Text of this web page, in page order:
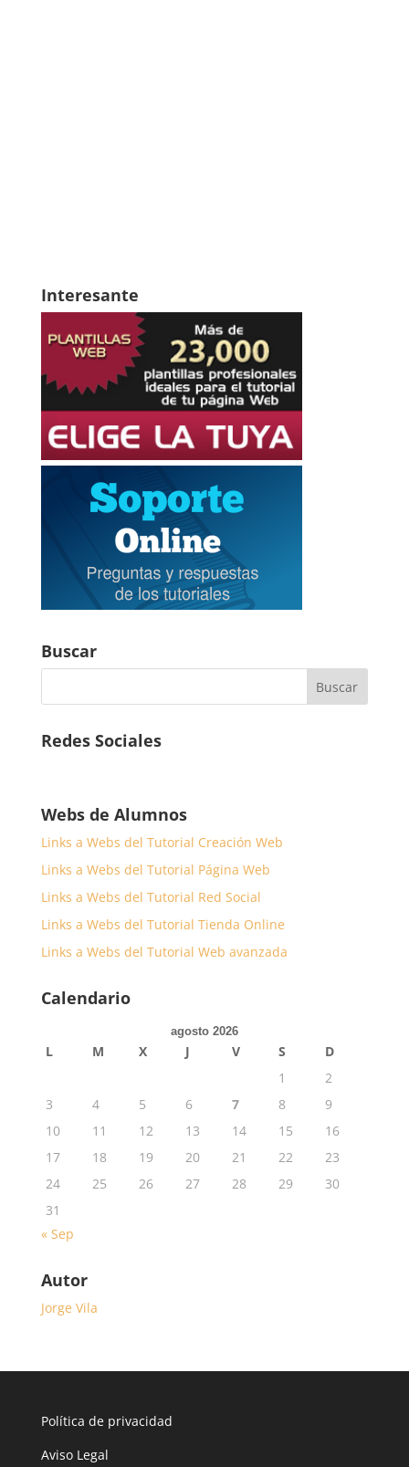
Interesante
Buscar
Redes Sociales
Webs de Alumnos
Links a Webs del Tutorial Creación Web
Links a Webs del Tutorial Página Web
Links a Webs del Tutorial Red Social
Links a Webs del Tutorial Tienda Online
Links a Webs del Tutorial Web avanzada
Calendario
agosto 2026
L M X J V S
D
1
2
3
4 5 6 7 8
9
10
11 12 13 14 15
16
17
18 19 20 21 22
23
24
25 26 27 28 29
30
31
« Sep
Autor
Jorge Vila
Política de privacidad
Aviso Legal